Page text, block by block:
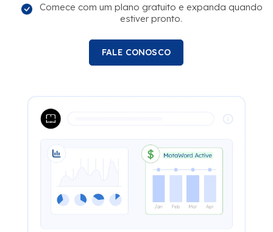
Comece com um plano gratuito e expanda quando
estiver pronto.
FALE CONOSCO